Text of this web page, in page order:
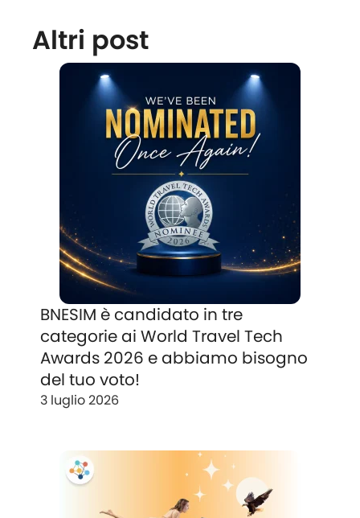
Altri post
BNESIM è candidato in tre
categorie ai World Travel Tech
Awards 2026 e abbiamo bisogno
del tuo voto!
3 luglio 2026